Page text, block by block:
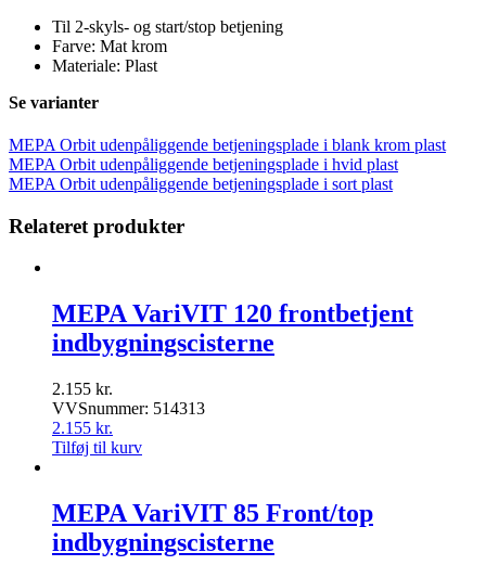
Til 2-skyls- og start/stop betjening
Farve: Mat krom
Materiale: Plast
Se varianter
MEPA Orbit udenpåliggende betjeningsplade i blank krom plast
MEPA Orbit udenpåliggende betjeningsplade i hvid plast
MEPA Orbit udenpåliggende betjeningsplade i sort plast
Relateret produkter
MEPA VariVIT 120 frontbetjent
indbygningscisterne
2.155 kr.
VVSnummer: 514313
2.155 kr.
Tilføj til kurv
MEPA VariVIT 85 Front/top
indbygningscisterne